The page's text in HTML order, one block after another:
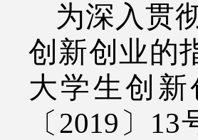
为深入贯
创新创业的
大学生创
〔 2019 〕 13